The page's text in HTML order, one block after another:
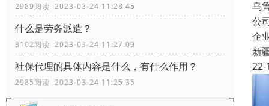
2989阅读 2023-03-24 11:28:45
什么是劳务派遣？
3102阅读 2023-03-24 11:27:09
社保代理的具体内容是什么，有什么作用？
2985阅读 2023-03-24 11:25:35
乌
公
企
新
22-